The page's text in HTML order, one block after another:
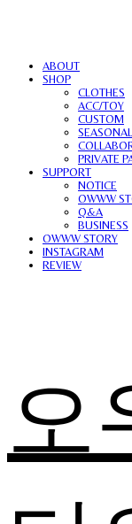
ABOUT
SHOP
CLOTHES
ACC/TOY
CUSTOM
SEASONAL
PRIVATE
SUPPORT
NOTICE
OWWW
Q&A
BUSINESS
OWWW STORY
INSTAGRAM
REVIEW
오